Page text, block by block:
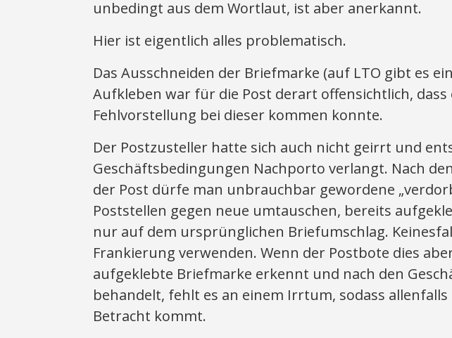
unbedingt aus dem Wortlaut, ist aber anerkannt.
Hier ist eigentlich alles problematisch.
Das Ausschneiden der Briefmarke (auf LTO gibt es
Aufkleben war für die Post derart offensichtlich, dass
Fehlvorstellung bei dieser kommen konnte.
Der Postzusteller hatte sich auch nicht geirrt und
Geschäftsbedingungen Nachporto verlangt. Nach
der Post dürfe man unbrauchbar gewordene
Poststellen gegen neue umtauschen, bereits
nur auf dem ursprünglichen Briefumschlag.
Frankierung verwenden. Wenn der Postbote dies
aufgeklebte Briefmarke erkennt und nach den
behandelt, fehlt es an einem Irrtum, sodass
Betracht kommt.